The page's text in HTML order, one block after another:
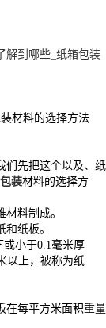
解到哪些_纸箱包装
材料的选择方法
们先把这个以及、纸
装材料的选择方
料制成。
纸板。
小于0.1毫米厚
以上，被称为纸
每平方米面积重量